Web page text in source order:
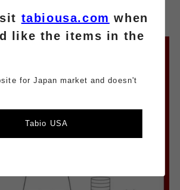
tabiousa.com when
like the items in the
for Japan market and doesn't
Tabio USA